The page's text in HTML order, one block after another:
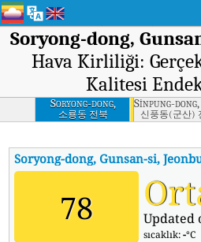
Soryong-dong,
Hava Kirliliği:
Kalitesi
Soryong-dong,
Gunsan-si, Jeonbuk
소룡동 전북
Sinpung-
신풍동(군산)
Soryong-dong, Gunsan-si,
78 Updated
sıcaklık:-°C